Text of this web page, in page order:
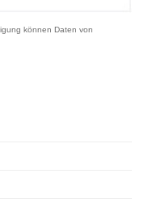
können Daten von